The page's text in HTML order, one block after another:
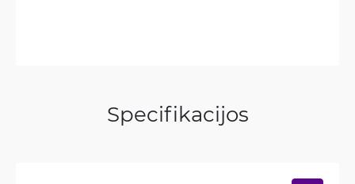
Specifikacijos